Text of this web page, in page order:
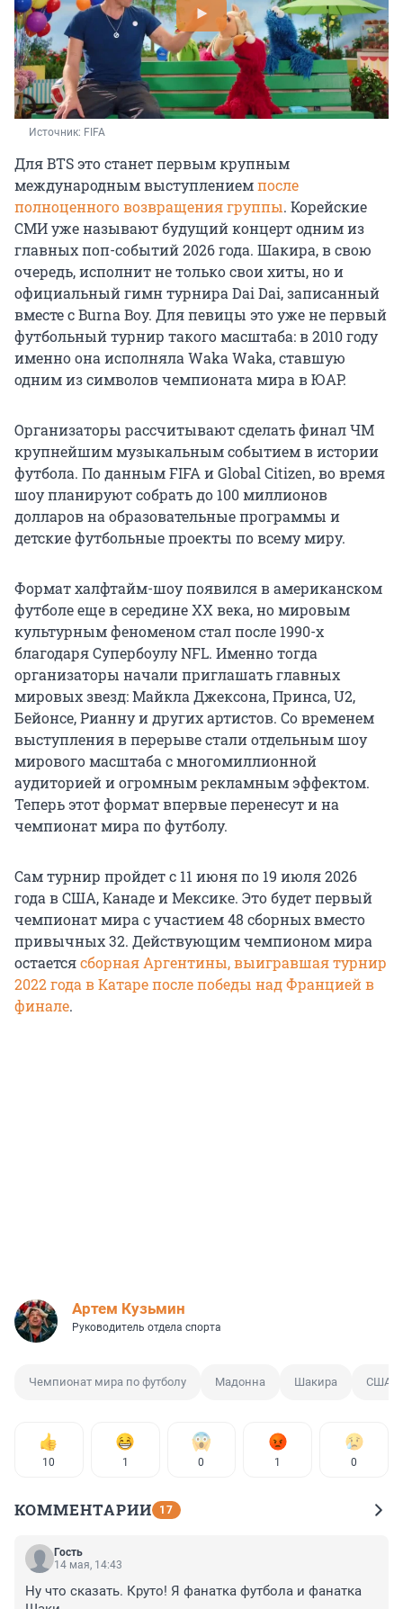
Источник: FIFA
Для BTS это станет первым крупным
международным выступлениемпосле
полноценного возвращения группы. Корейские
СМИ уже называют будущий концерт одним из
главных поп-событий 2026 года. Шакира, в свою
очередь, исполнит не только свои хиты, но и
официальный гимн турнира Dai Dai, записанный
вместе с Burna Boy. Для певицы это уже не первый
футбольный турнир такого масштаба: в 2010 году
именно она исполняла Waka Waka, ставшую
одним из символов чемпионата мира в ЮАР.
Организаторы рассчитывают сделать финал ЧМ
крупнейшим музыкальным событием в истории
футбола. По данным FIFA и Global Citizen, во время
шоу планируют собрать до 100 миллионов
долларов на образовательные программы и
детские футбольные проекты по всему миру.
Формат халфтайм-шоу появился в американском
футболе еще в середине XX века, но мировым
культурным феноменом стал после 1990-х
благодаря Супербоулу NFL. Именно тогда
организаторы начали приглашать главных
мировых звезд: Майкла Джексона, Принса, U2,
Бейонсе, Рианну и других артистов. Со временем
выступления в перерыве стали отдельным шоу
мирового масштаба с многомиллионной
аудиторией и огромным рекламным эффектом.
Теперь этот формат впервые перенесут и на
чемпионат мира по футболу.
Сам турнир пройдет с 11 июня по 19 июля 2026
года в США, Канаде и Мексике. Это будет первый
чемпионат мира с участием 48 сборных вместо
привычных 32. Действующим чемпионом мира
остаетсясборная Аргентины, выигравшая турнир
2022 года в Катаре после победы над Францией в
финале.
Артем Кузьмин
Руководитель отдела спорта
Чемпионат мира по футболу Мадонна Шакира США
10 1 0 1 0
КОММЕНТАРИИ 17
Гость
14 мая, 14:43
Ну что сказать. Круто! Я фанатка футбола и фанатка